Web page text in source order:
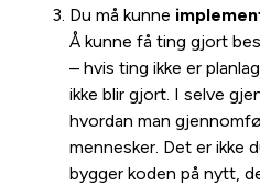
Du må kunne
Å kunne få ting gjort
– hvis ting ikke er
ikke blir gjort. I selve
hvordan man
mennesker. Det er ikke
bygger koden på nytt,